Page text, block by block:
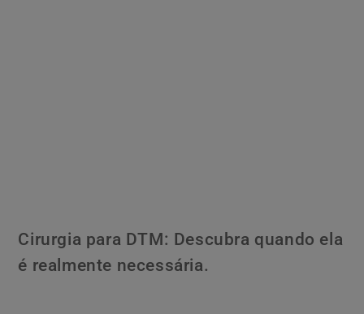
Cirurgia para DTM: Descubra quando ela
é realmente necessária.